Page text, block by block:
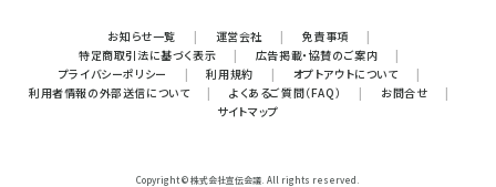
お知らせ一覧 | 運営会社 | 免責事項
|
特定商取引法に基づく表示
| 広告掲載・協賛のご案内
|
プライバシーポリシー
| 利用規約 | オプトアウトについて
|
利用者情報の外部送信について
| よくあるご質問（FAQ） | お問合せ
|
サイトマップ
Copyright © 株式会社宣伝会議. All rights reserved.